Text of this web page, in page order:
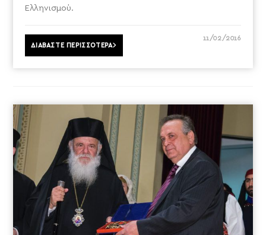
Ελληνισμού.
ΔΙΑΒΑΣΤΕ ΠΕΡΙΣΣΟΤΕΡΑ
11/02/2016